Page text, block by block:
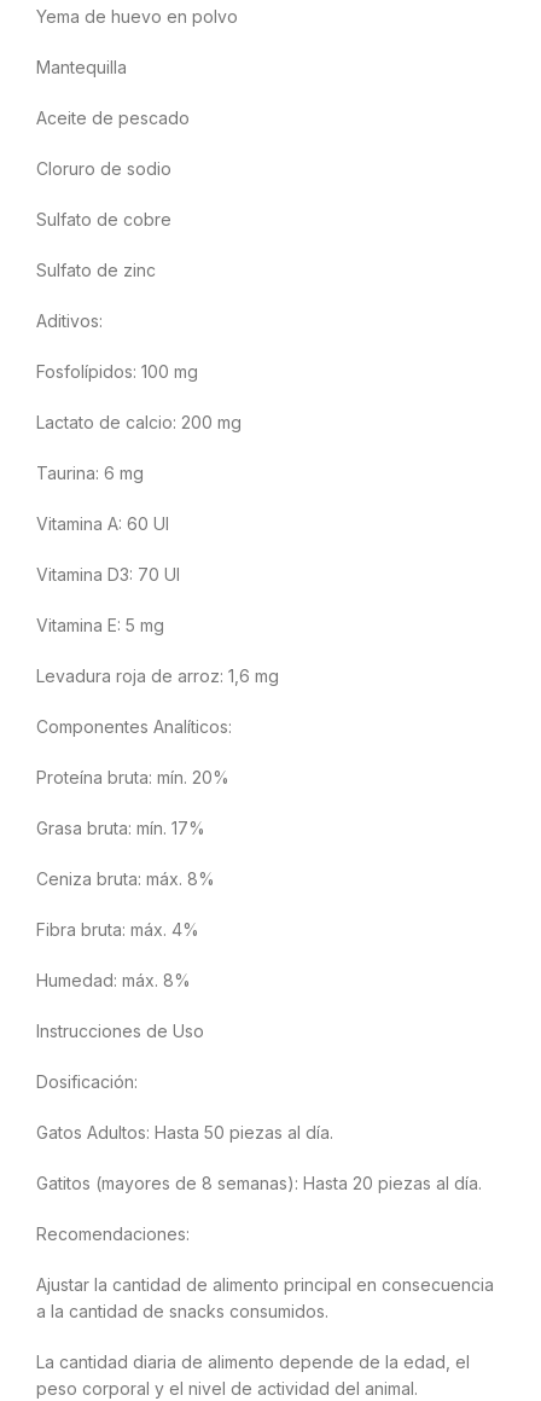
Yema de huevo en polvo
Mantequilla
Aceite de pescado
Cloruro de sodio
Sulfato de cobre
Sulfato de zinc
Aditivos:
Fosfolípidos: 100 mg
Lactato de calcio: 200 mg
Taurina: 6 mg
Vitamina A: 60 UI
Vitamina D3: 70 UI
Vitamina E: 5 mg
Levadura roja de arroz: 1,6 mg
Componentes Analíticos:
Proteína bruta: mín. 20%
Grasa bruta: mín. 17%
Ceniza bruta: máx. 8%
Fibra bruta: máx. 4%
Humedad: máx. 8%
Instrucciones de Uso
Dosificación:
Gatos Adultos: Hasta 50 piezas al día.
Gatitos (mayores de 8 semanas): Hasta 20 piezas al día.
Recomendaciones:
Ajustar la cantidad de alimento principal en consecuencia
a la cantidad de snacks consumidos.
La cantidad diaria de alimento depende de la edad, el
peso corporal y el nivel de actividad del animal.